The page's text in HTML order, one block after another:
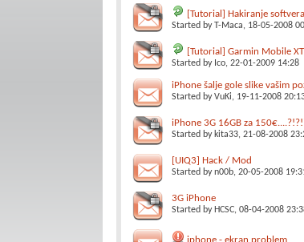
[Tutorial] Hakiranje
Started byT-Maca, 18-05-2008
[Tutorial] Garmin Mobile
Started by Ico, 22-01-2009 14:28
iPhone šalje gole slike vašim
Started byVuKi, 19-11-2008
iPhone 3G 16GB za
Started by kita33, 21-08-2008
[UIQ3] Hack / Mod
Started byn00b, 20-05-2008
3G iPhone
Started by HCSC, 08-04-2008